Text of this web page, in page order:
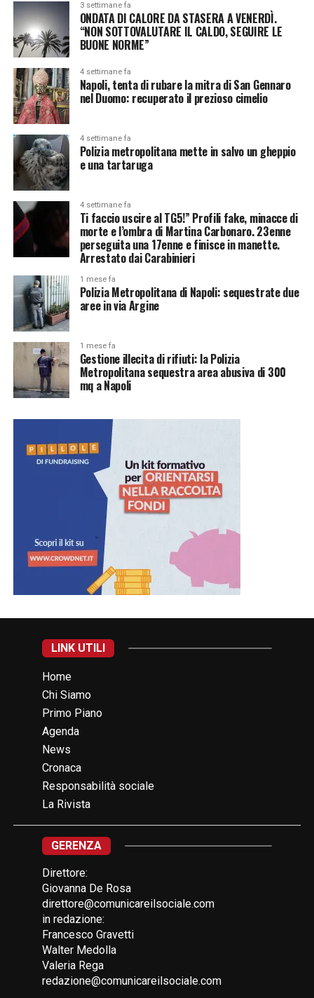
3 settimane fa
ONDATA DI CALORE DA STASERA A VENERDÌ.
“NON SOTTOVALUTARE IL CALDO, SEGUIRE LE
BUONE NORME”
4 settimane fa
Napoli, tenta di rubare la mitra di San Gennaro
nel Duomo: recuperato il prezioso cimelio
4 settimane fa
Polizia metropolitana mette in salvo un gheppio
e una tartaruga
4 settimane fa
Ti faccio uscire al TG5!” Profili fake, minacce di
morte e l’ombra di Martina Carbonaro. 23enne
perseguita una 17enne e finisce in manette.
Arrestato dai Carabinieri
1 mese fa
Polizia Metropolitana di Napoli: sequestrate due
aree in via Argine
1 mese fa
Gestione illecita di rifiuti: la Polizia
Metropolitana sequestra area abusiva di 300
mq a Napoli
LINK UTILI
Home
Chi Siamo
Primo Piano
Agenda
News
Cronaca
Responsabilità sociale
La Rivista
GERENZA
Direttore:
Giovanna De Rosa
direttore@comunicareilsociale.com
in redazione:
Francesco Gravetti
Walter Medolla
Valeria Rega
redazione@comunicareilsociale.com